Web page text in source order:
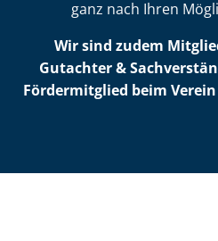
ganz nach Ihren
Wir sind zudem
Gutachter &
Fördermitglied beim